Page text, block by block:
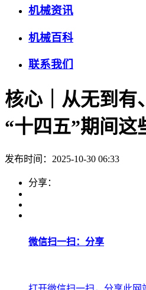
机械资讯
机械百科
联系我们
核心｜从无到有
“十四五”期间这
发布时间：2025-10-30 06:33
分享：
微信扫一扫：分享